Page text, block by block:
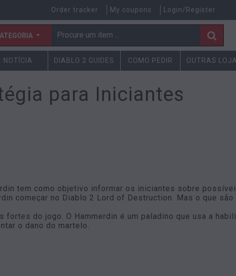
Order tracker My coupons Login/Register
NOTÍCIA DIABLO 2 GUIDES COMO PEDIR OUTRAS
para Iniciantes
tem como objetivo informar os iniciantes sobre
começar no Diablo 2 Lord of Destruction. Mas o que são
do jogo. O Hammerdin é um paladino que usa a
o dano do martelo.